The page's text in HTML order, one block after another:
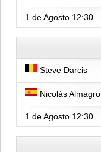
1 de Agosto 12:30
Steve Darcis
Nicolás Almagro
1 de Agosto 12:30